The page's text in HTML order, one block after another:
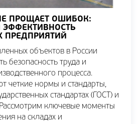
ПРОЩАЕТ ОШИБОК:
ЭФФЕКТИВНОСТЬ
объектов в России
безопасность труда и
процесса.
четкие нормы и стандарты,
стандартах (ГОСТ) и
ключевые моменты
на складах и